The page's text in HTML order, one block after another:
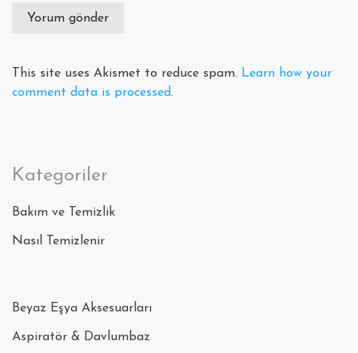
This site uses Akismet to reduce spam. Learn how your
comment data is processed.
Kategoriler
Bakım ve Temizlik
Nasıl Temizlenir
Beyaz Eşya Aksesuarları
Aspiratör & Davlumbaz